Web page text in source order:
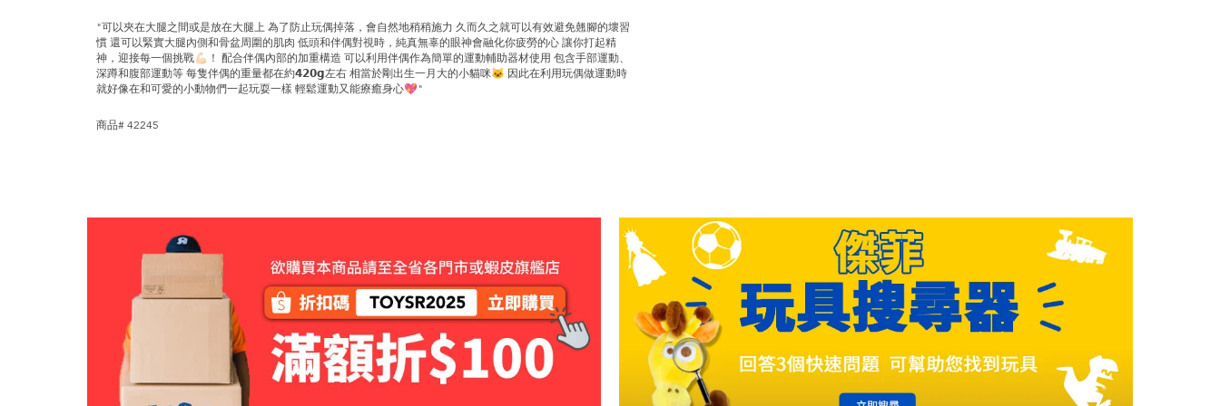
"可以夾在大腿之間或是放在大腿上 為了防止玩偶掉落，會自然地稍稍施力 久而久之就可以有效避免翹腳的壞習
慣 還可以緊實大腿內側和骨盆周圍的肌肉 低頭和伴偶對視時，純真無辜的眼神會融化你疲勞的心 讓你打起精
神，迎接每一個挑戰💪🏻！ 配合伴偶內部的加重構造 可以利用伴偶作為簡單的運動輔助器材使用 包含手部運動、
深蹲和腹部運動等 每隻伴偶的重量都在約𝟰𝟮𝟬𝗴左右 相當於剛出生一月大的小貓咪🐱 因此在利用玩偶做運動時
就好像在和可愛的小動物們一起玩耍一樣 輕鬆運動又能療癒身心💖"
商品# 42245